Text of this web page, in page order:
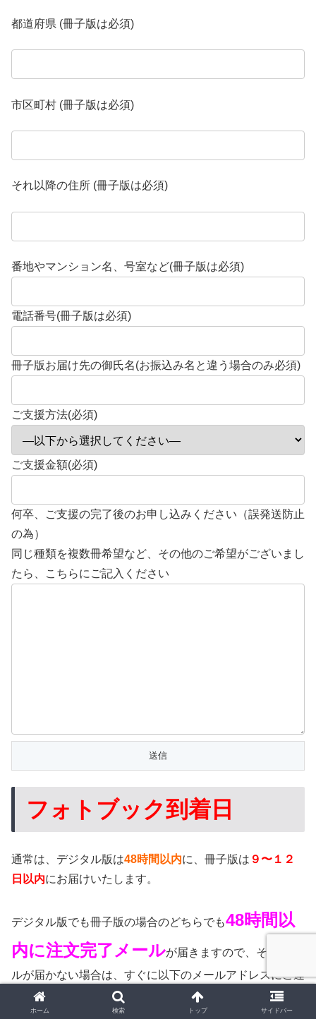
都道府県 (冊子版は必須)
市区町村 (冊子版は必須)
それ以降の住所 (冊子版は必須)
番地やマンション名、号室など(冊子版は必須)
電話番号(冊子版は必須)
冊子版お届け先の御氏名(お振込み名と違う場合のみ必須)
ご支援方法(必須)
ご支援金額(必須)
何卒、ご支援の完了後のお申し込みください（誤発送防止
の為）
同じ種類を複数冊希望など、その他のご希望がございまし
たら、こちらにご記入ください
フォトブック到着日
通常は、デジタル版は48時間以内に、冊子版は ９〜１２
日以内にお届けいたします。
デジタル版でも冊子版の場合のどちらでも48時間以
内に注文完了メールが届きますので、そのメー
ルが届かない場合は、すぐに以下のメールアドレスにご連
絡ください。
ホーム 検索 トップ サイドバー